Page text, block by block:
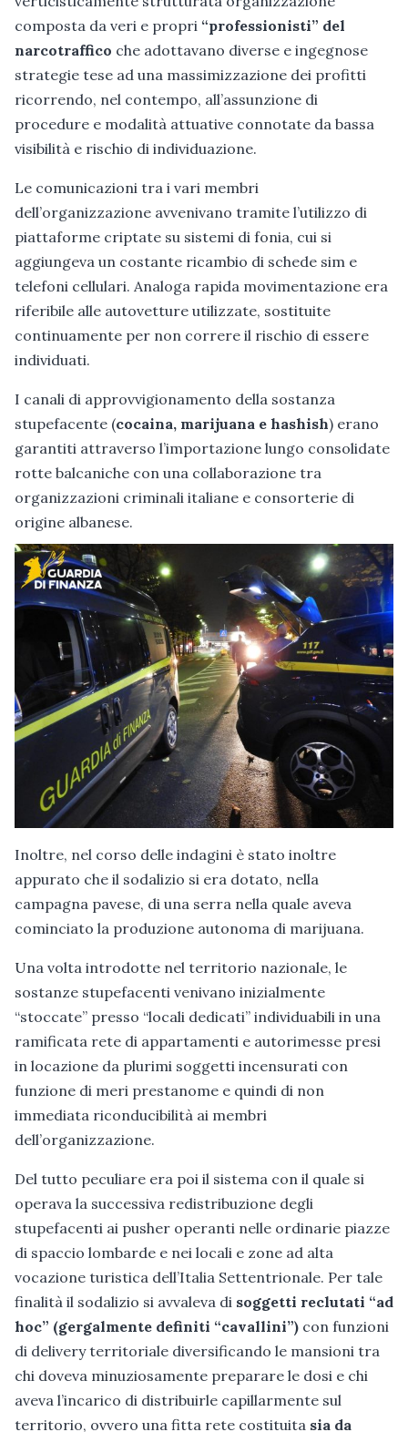
composta da veri e propri “professionisti” del
narcotraffico che adottavano diverse e ingegnose
strategie tese ad una massimizzazione dei profitti
ricorrendo, nel contempo, all’assunzione di
procedure e modalità attuative connotate da bassa
visibilità e rischio di individuazione.
Le comunicazioni tra i vari membri
dell’organizzazione avvenivano tramite l’utilizzo di
piattaforme criptate su sistemi di fonia, cui si
aggiungeva un costante ricambio di schede sim e
telefoni cellulari. Analoga rapida movimentazione era
riferibile alle autovetture utilizzate, sostituite
continuamente per non correre il rischio di essere
individuati.
I canali di approvvigionamento della sostanza
stupefacente (cocaina, marijuana e hashish) erano
garantiti attraverso l’importazione lungo consolidate
rotte balcaniche con una collaborazione tra
organizzazioni criminali italiane e consorterie di
origine albanese.
Inoltre, nel corso delle indagini è stato inoltre
appurato che il sodalizio si era dotato, nella
campagna pavese, di una serra nella quale aveva
cominciato la produzione autonoma di marijuana.
Una volta introdotte nel territorio nazionale, le
sostanze stupefacenti venivano inizialmente
“stoccate” presso “locali dedicati” individuabili in una
ramificata rete di appartamenti e autorimesse presi
in locazione da plurimi soggetti incensurati con
funzione di meri prestanome e quindi di non
immediata riconducibilità ai membri
dell’organizzazione.
Del tutto peculiare era poi il sistema con il quale si
operava la successiva redistribuzione degli
stupefacenti ai pusher operanti nelle ordinarie piazze
di spaccio lombarde e nei locali e zone ad alta
vocazione turistica dell’Italia Settentrionale. Per tale
finalità il sodalizio si avvaleva di soggetti reclutati “ad
hoc” (gergalmente definiti “cavallini”) con funzioni
di delivery territoriale diversificando le mansioni tra
chi doveva minuziosamente preparare le dosi e chi
aveva l’incarico di distribuirle capillarmente sul
territorio, ovvero una fitta rete costituita sia da